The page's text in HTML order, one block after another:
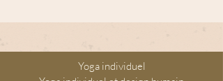
Yoga individuel